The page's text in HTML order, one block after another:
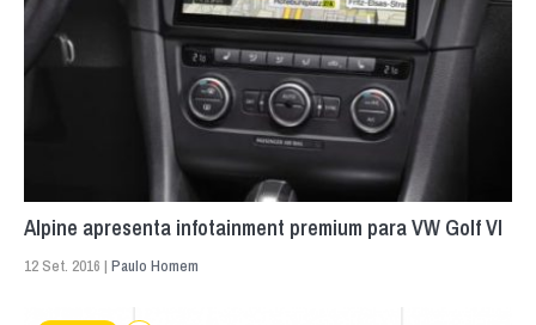
Alpine apresenta infotainment premium para VW Golf VI
12 Set. 2016 | Paulo Homem